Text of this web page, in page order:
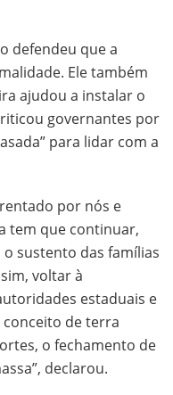
defendeu que a
Ele também
ajudou a instalar o
governantes por
para lidar com a
por nós e
tem que continuar,
sustento das famílias
voltar à
estaduais e
de terra
o fechamento de
declarou.